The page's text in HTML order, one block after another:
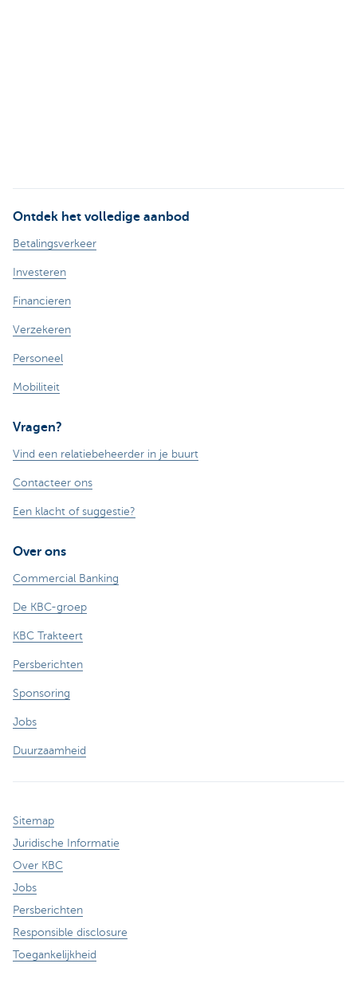
Ontdek het volledige aanbod
Betalingsverkeer
Investeren
Financieren
Verzekeren
Personeel
Mobiliteit
Vragen?
Vind een relatiebeheerder in je buurt
Contacteer ons
Een klacht of suggestie?
Over ons
Commercial Banking
De KBC-groep
KBC Trakteert
Persberichten
Sponsoring
Jobs
Duurzaamheid
Sitemap
Juridische Informatie
Over KBC
Jobs
Persberichten
Responsible disclosure
Toegankelijkheid